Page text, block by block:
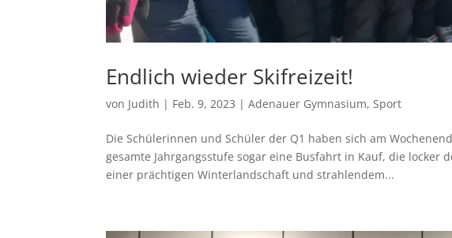
Endlich wieder Skifreizeit!
von Judith | Feb. 9, 2023 |Adenauer Gymnasium, Sport
Die Schülerinnen und Schüler der Q1 haben sich am
gesamte Jahrgangsstufe sogar eine Busfahrt in Kauf, die
einer prächtigen Winterlandschaft und strahlendem...